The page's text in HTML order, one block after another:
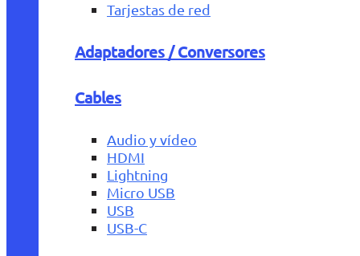
Tarjestas de red
Adaptadores / Conversores
Cables
Audio y vídeo
HDMI
Lightning
Micro USB
USB
USB-C